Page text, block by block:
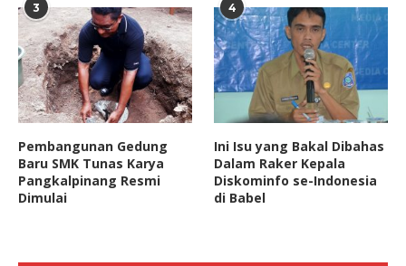
3
Pembangunan Gedung
Baru SMK Tunas Karya
Pangkalpinang Resmi
Dimulai
4
Ini Isu yang Bakal Dibahas
Dalam Raker Kepala
Diskominfo se-Indonesia
di Babel